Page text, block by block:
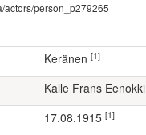
actors/person_p279265
Keränen [1]
Kalle Frans Eenokki
17.08.1915 [1]